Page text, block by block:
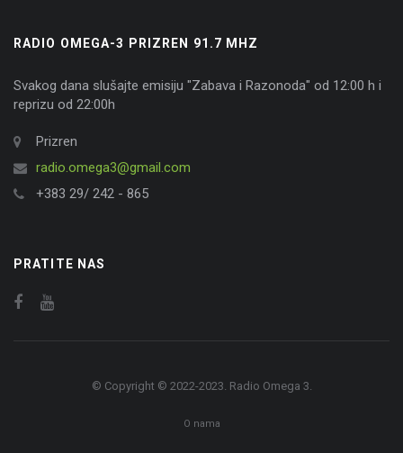
RADIO OMEGA-3 PRIZREN 91.7 MHZ
Svakog dana slušajte emisiju "Zabava i Razonoda" od 12:00 h i
reprizu od 22:00h
Prizren
radio.omega3@gmail.com
+383 29/ 242 - 865
PRATITE NAS
© Copyright © 2022-2023. Radio Omega 3.
O nama